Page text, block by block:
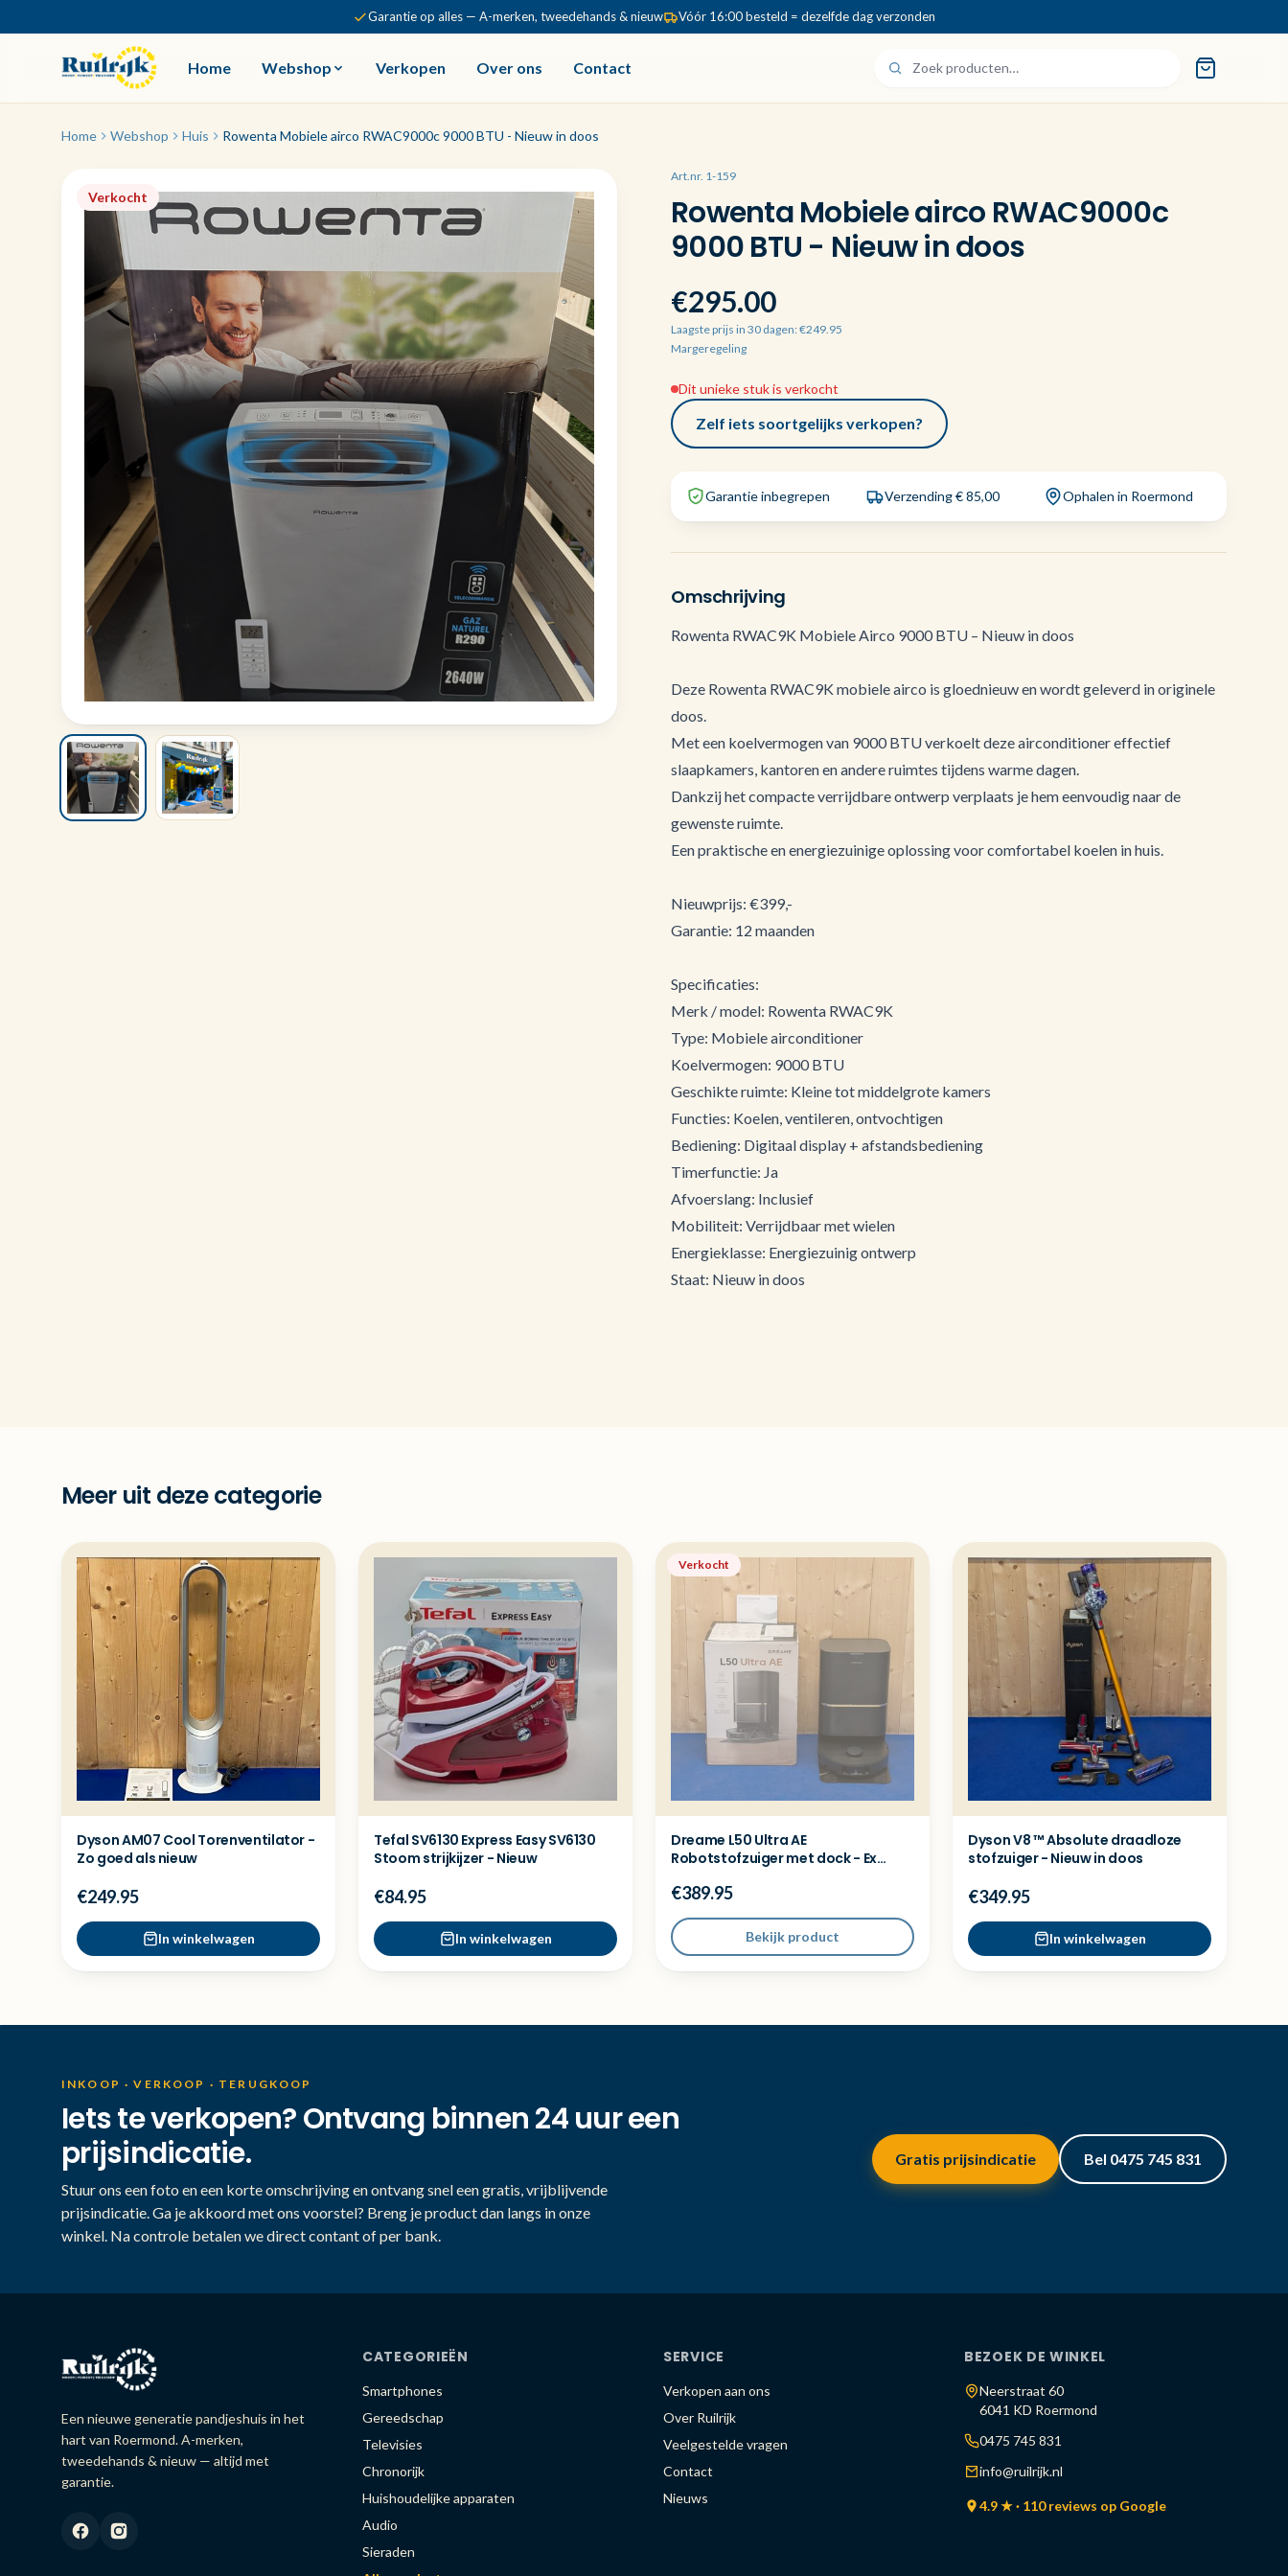
Garantie op alles — A-merken, tweedehands & nieuw Vóór 16:00 besteld = dezelfde dag verzonden
Home Webshop Verkopen Over ons Contact
Home Webshop Huis Rowenta Mobiele airco RWAC9000c 9000 BTU - Nieuw in doos
Verkocht
Art.nr. 1-159
Rowenta Mobiele airco RWAC9000c
9000 BTU - Nieuw in doos
€295.00
Laagste prijs in 30 dagen: €249.95
Margeregeling
Dit unieke stuk is verkocht
Zelf iets soortgelijks verkopen?
Garantie inbegrepen Verzending € 85,00 Ophalen in Roermond
Omschrijving
Rowenta RWAC9K Mobiele Airco 9000 BTU – Nieuw in doos
Deze Rowenta RWAC9K mobiele airco is gloednieuw en wordt geleverd in originele
doos.
Met een koelvermogen van 9000 BTU verkoelt deze airconditioner effectief
slaapkamers, kantoren en andere ruimtes tijdens warme dagen.
Dankzij het compacte verrijdbare ontwerp verplaats je hem eenvoudig naar de
gewenste ruimte.
Een praktische en energiezuinige oplossing voor comfortabel koelen in huis.
Nieuwprijs: €399,-
Garantie: 12 maanden
Specificaties:
Merk / model: Rowenta RWAC9K
Type: Mobiele airconditioner
Koelvermogen: 9000 BTU
Geschikte ruimte: Kleine tot middelgrote kamers
Functies: Koelen, ventileren, ontvochtigen
Bediening: Digitaal display + afstandsbediening
Timerfunctie: Ja
Afvoerslang: Inclusief
Mobiliteit: Verrijdbaar met wielen
Energieklasse: Energiezuinig ontwerp
Staat: Nieuw in doos
Meer uit deze categorie
Dyson AM07 Cool Torenventilator -
Zo goed als nieuw
€249.95
In winkelwagen
Tefal SV6130 Express Easy SV6130
Stoom strijkijzer - Nieuw
€84.95
In winkelwagen
Verkocht
Dreame L50 Ultra AE
Robotstofzuiger met dock - Ex
€389.95
Bekijk product
Dyson V8 ™ Absolute draadloze
stofzuiger - Nieuw in doos
€349.95
In winkelwagen
INKOOP · VERKOOP · TERUGKOOP
Iets te verkopen? Ontvang binnen 24 uur een
prijsindicatie.
Stuur ons een foto en een korte omschrijving en ontvang snel een gratis, vrijblijvende
prijsindicatie. Ga je akkoord met ons voorstel? Breng je product dan langs in onze
winkel. Na controle betalen we direct contant of per bank.
Gratis prijsindicatie Bel 0475 745 831
Een nieuwe generatie pandjeshuis in het
hart van Roermond. A-merken,
tweedehands & nieuw — altijd met
garantie.
CATEGORIEËN
Smartphones
Gereedschap
Televisies
Chronorijk
Huishoudelijke apparaten
Audio
Sieraden
SERVICE
Verkopen aan ons
Over Ruilrijk
Veelgestelde vragen
Contact
Nieuws
BEZOEK DE WINKEL
Neerstraat 60
6041 KD Roermond
0475 745 831
info@ruilrijk.nl
4.9 ★ · 110 reviews op Google